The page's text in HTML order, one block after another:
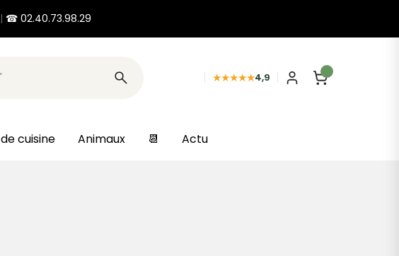
| ☎ 02.40.73.98.29
★★★★★4,9
cuisine Animaux 📆 Actu